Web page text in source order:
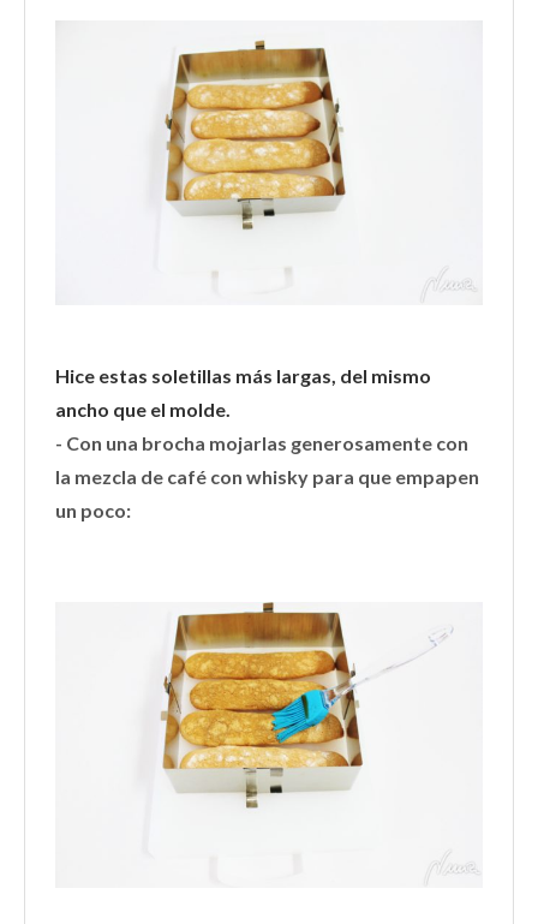
Hice estas soletillas más largas, del mismo
ancho que el molde.
- Con una brocha mojarlas generosamente con
la mezcla de café con whisky para que empapen
un poco: